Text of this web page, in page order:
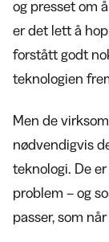
og presset om
er det lett å
forstått godt
teknologien
Men de
nødvendigvis
teknologi. De
problem – og
passer, som